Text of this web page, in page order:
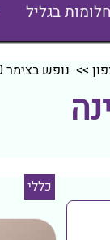
חלומות בגליל
>> נופש בצימר 570 בגליל עליון
כללי